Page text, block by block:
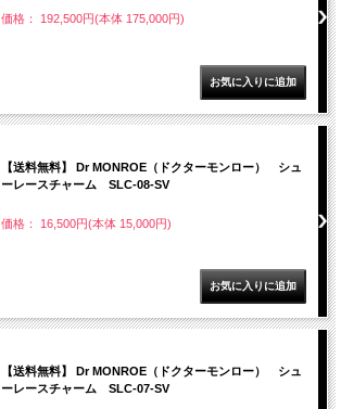
価格： 192,500円(本体 175,000円)
【送料無料】 Dr MONROE（ドクターモンロー） シュ
ーレースチャーム SLC-08-SV
価格： 16,500円(本体 15,000円)
【送料無料】 Dr MONROE（ドクターモンロー） シュ
ーレースチャーム SLC-07-SV